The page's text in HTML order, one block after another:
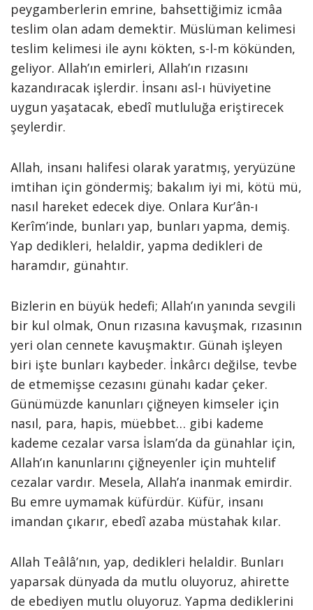
peygamberlerin emrine, bahsettiğimiz icmâa
teslim olan adam demektir. Müslüman kelimesi
teslim kelimesi ile aynı kökten, s-l-m kökünden,
geliyor. Allah’ın emirleri, Allah’ın rızasını
kazandıracak işlerdir. İnsanı asl-ı hüviyetine
uygun yaşatacak, ebedî mutluluğa eriştirecek
şeylerdir.
Allah, insanı halifesi olarak yaratmış, yeryüzüne
imtihan için göndermiş; bakalım iyi mi, kötü mü,
nasıl hareket edecek diye. Onlara Kur’ân-ı
Kerîm’inde, bunları yap, bunları yapma, demiş.
Yap dedikleri, helaldir, yapma dedikleri de
haramdır, günahtır.
Bizlerin en büyük hedefi; Allah’ın yanında sevgili
bir kul olmak, Onun rızasına kavuşmak, rızasının
yeri olan cennete kavuşmaktır. Günah işleyen
biri işte bunları kaybeder. İnkârcı değilse, tevbe
de etmemişse cezasını günahı kadar çeker.
Günümüzde kanunları çiğneyen kimseler için
nasıl, para, hapis, müebbet… gibi kademe
kademe cezalar varsa İslam’da da günahlar için,
Allah’ın kanunlarını çiğneyenler için muhtelif
cezalar vardır. Mesela, Allah’a inanmak emirdir.
Bu emre uymamak küfürdür. Küfür, insanı
imandan çıkarır, ebedî azaba müstahak kılar.
Allah Teâlâ’nın, yap, dedikleri helaldir. Bunları
yaparsak dünyada da mutlu oluyoruz, ahirette
de ebediyen mutlu oluyoruz. Yapma dediklerini